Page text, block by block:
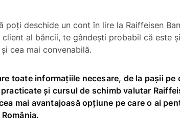
poți deschide un cont în lire la Raiffeisen
al băncii, te gândești probabil că este
cea mai convenabilă.
toate informațiile necesare, de la pașii pe
și cursul de schimb valutar
mai avantajoasă opțiune pe care o ai